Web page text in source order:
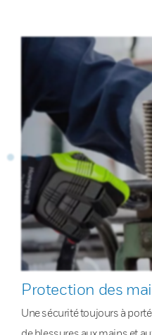
Protection des
Une sécurité toujours à